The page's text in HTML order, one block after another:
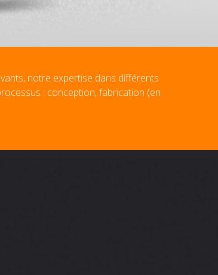
notre expertise dans différents
: conception, fabrication (en